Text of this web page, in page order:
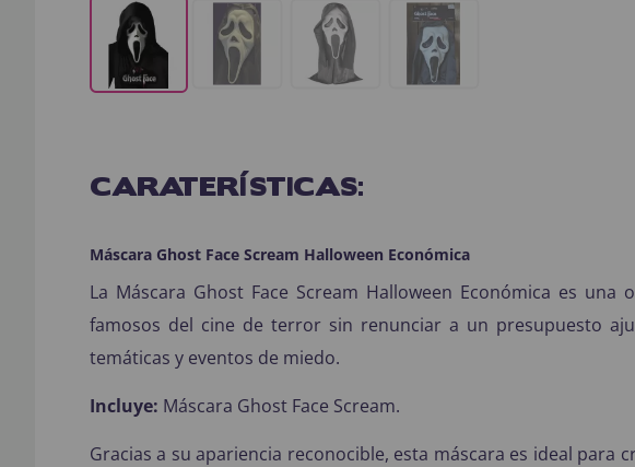
CARATERÍSTICAS:
Máscara Ghost Face Scream Halloween Económica
La Máscara Ghost Face Scream Halloween Económica es
famosos del cine de terror sin renunciar a un presupuesto
temáticas y eventos de miedo.
Incluye: Máscara Ghost Face Scream.
Gracias a su apariencia reconocible, esta máscara es ideal